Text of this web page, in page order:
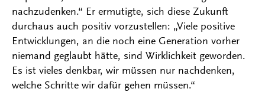
nachzudenken.“ Er ermutigte, sich diese Zukunft
durchaus auch positiv vorzustellen: „Viele positive
Entwicklungen, an die noch eine Generation vorher
niemand geglaubt hätte, sind Wirklichkeit geworden.
Es ist vieles denkbar, wir müssen nur nachdenken,
welche Schritte wir dafür gehen müssen.“